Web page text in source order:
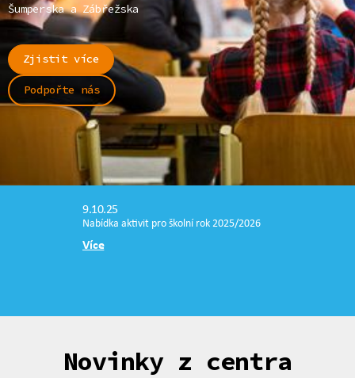
Šumperska a Zábřežska
Zjistit více
Podpořte nás
9.10.25
Nabídka aktivit pro školní rok 2025/2026
Více
Novinky z centra